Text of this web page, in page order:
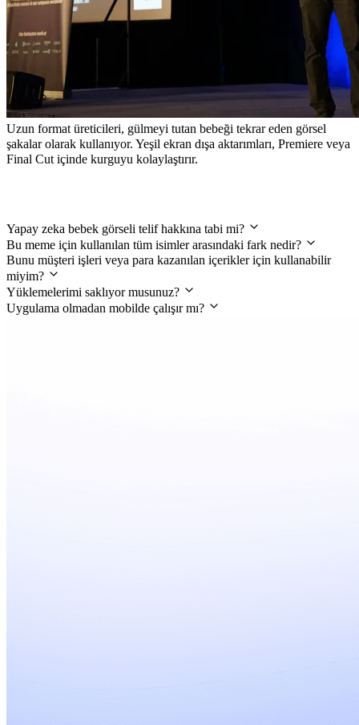
Uzun format üreticileri, gülmeyi tutan bebeği tekrar eden görsel
şakalar olarak kullanıyor. Yeşil ekran dışa aktarımları, Premiere veya
Final Cut içinde kurguyu kolaylaştırır.
Yapay zeka bebek görseli telif hakkına tabi mi?
Bu meme için kullanılan tüm isimler arasındaki fark nedir?
Bunu müşteri işleri veya para kazanılan içerikler için kullanabilir
miyim?
Yüklemelerimi saklıyor musunuz?
Uygulama olmadan mobilde çalışır mı?